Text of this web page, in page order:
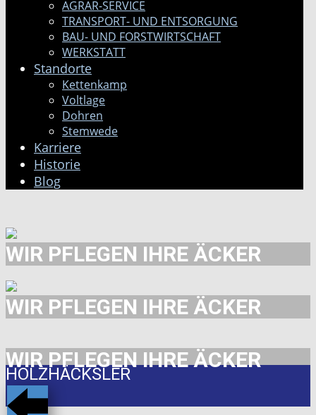
AGRAR-SERVICE
TRANSPORT- UND ENTSORGUNG
BAU- UND FORSTWIRTSCHAFT
WERKSTATT
Standorte
Kettenkamp
Voltlage
Dohren
Stemwede
Karriere
Historie
Blog
WIR PFLEGEN IHRE ÄCKER
WIR PFLEGEN IHRE ÄCKER
WIR PFLEGEN IHRE ÄCKER
HOLZHÄCKSLER